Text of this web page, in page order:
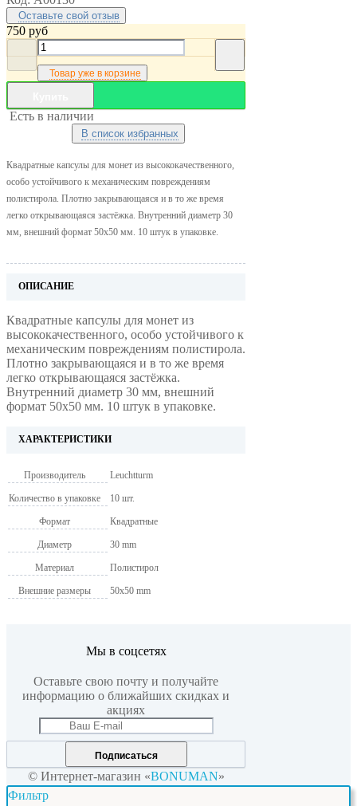
Оставьте свой отзыв
750 руб
Товар уже в корзине
Есть в наличии
В список избранных
Квадратные капсулы для монет из высококачественного,
особо устойчивого к механическим повреждениям
полистирола. Плотно закрывающаяся и в то же время
легко открывающаяся застёжка. Внутренний диаметр 30
мм, внешний формат 50x50 мм. 10 штук в упаковке.
ОПИСАНИЕ
Квадратные капсулы для монет из
высококачественного, особо устойчивого к
механическим повреждениям полистирола.
Плотно закрывающаяся и в то же время
легко открывающаяся застёжка.
Внутренний диаметр 30 мм, внешний
формат 50x50 мм. 10 штук в упаковке.
ХАРАКТЕРИСТИКИ
Производитель Leuchtturm
Количество в упаковке 10 шт.
Формат Квадратные
Диаметр 30 mm
Материал Полистирол
Внешние размеры 50x50 mm
Мы в соцсетях
Оставьте свою почту и получайте
информацию о ближайших скидках и
акциях
Подписаться
© Интернет-магазин «BONUMAN»
Фильтр